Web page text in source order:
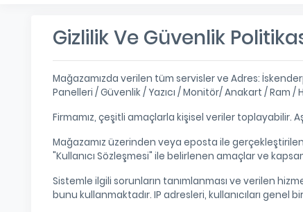
Gizlilik Ve Güvenlik
Mağazamızda verilen tüm servisler ve Adres:
Panelleri / Güvenlik / Yazıcı / Monitör/ Anakart / Ram
Firmamız, çeşitli amaçlarla kişisel veriler toplayabilir.
Mağazamız üzerinden veya eposta ile
"Kullanıcı Sözleşmesi" ile belirlenen amaçlar ve
Sistemle ilgili sorunların tanımlanması ve verilen
bunu kullanmaktadır. IP adresleri, kullanıcıları genel